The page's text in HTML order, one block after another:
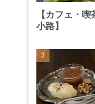
【カフェ・
小路】